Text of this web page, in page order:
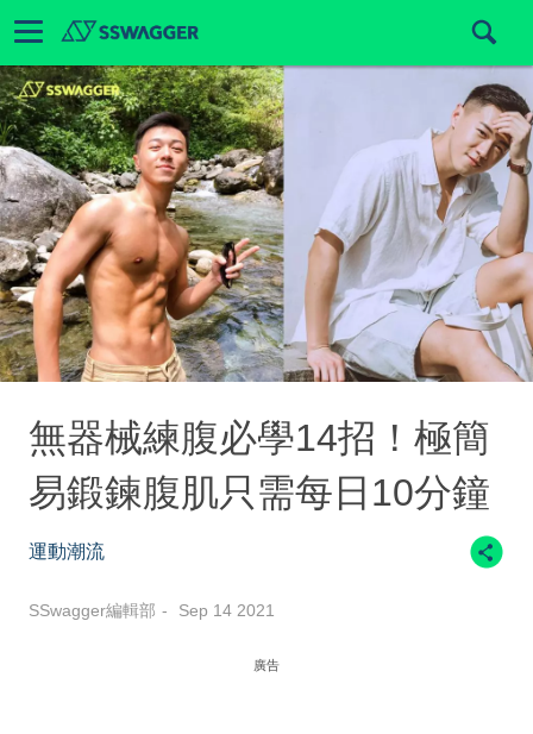
無器械練腹必學14招！極簡
易鍛鍊腹肌只需每日10分鐘
運動潮流
SSwagger編輯部 Sep 14 2021
廣告